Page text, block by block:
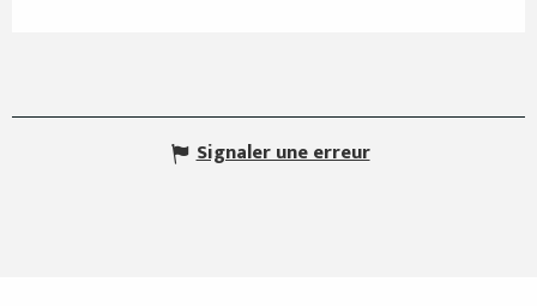
Signaler une erreur